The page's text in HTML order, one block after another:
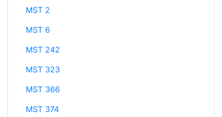
MST 2
MST 6
MST 242
MST 323
MST 366
MST 374